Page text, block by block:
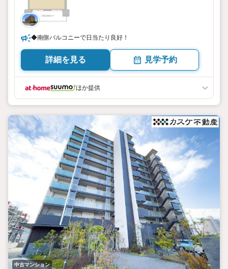
◆南側バルコニーで日当たり良好！
詳細を見る 見学予約
ほか提供
中古マンション